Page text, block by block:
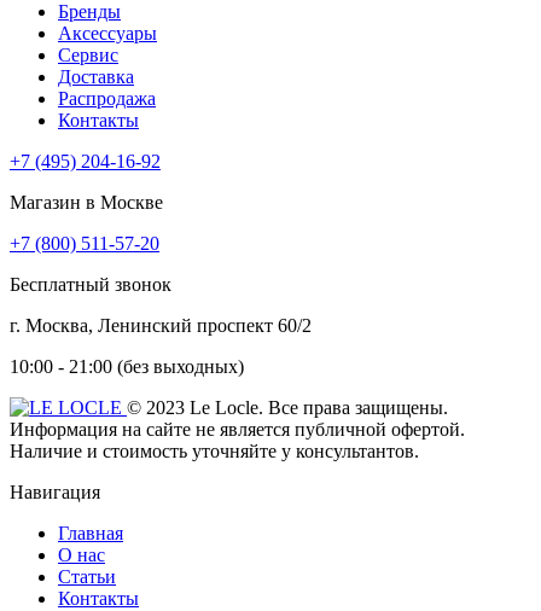
Бренды
Аксессуары
Сервис
Доставка
Распродажа
Контакты
+7 (495) 204-16-92
Магазин в Москве
+7 (800) 511-57-20
Бесплатный звонок
г. Москва, Ленинский проспект 60/2
10:00 - 21:00 (без выходных)
© 2023 Le Locle. Все права защищены.
Информация на сайте не является публичной офертой.
Наличие и стоимость уточняйте у консультантов.
Навигация
Главная
О нас
Статьи
Контакты